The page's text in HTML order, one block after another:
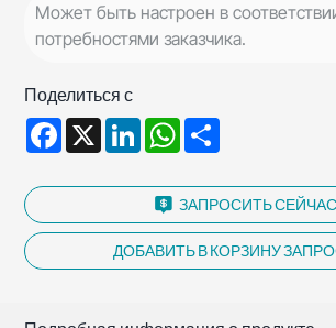
Может быть настроен в
потребностями заказчика.
Поделиться с
Facebook
X LinkedInWhatsApp
ЗАПРОСИТЬ СЕЙЧАС
ДОБАВИТЬ В КОРЗИНУ